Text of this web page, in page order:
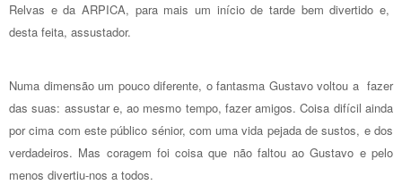
Relvas e da ARPICA, para mais um início de tarde bem divertido e,
desta feita, assustador.
Numa dimensão um pouco diferente, o fantasma Gustavo voltou a fazer
das suas: assustar e, ao mesmo tempo, fazer amigos. Coisa difícil ainda
por cima com este público sénior, com uma vida pejada de sustos, e dos
verdadeiros. Mas coragem foi coisa que não faltou ao Gustavo e pelo
menos divertiu-nos a todos.